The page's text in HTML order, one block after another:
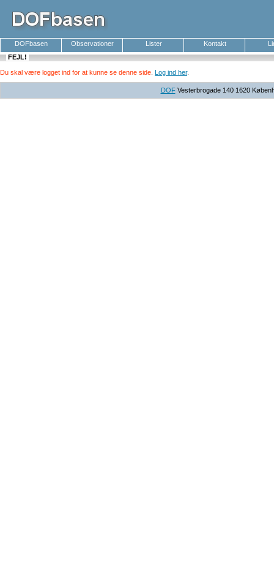
DOFbasen Observationer Lister Kontakt
FEJL!
Du skal være logget ind for at kunne se denne side Log ind her.
DOFVesterbrogade 140 1620